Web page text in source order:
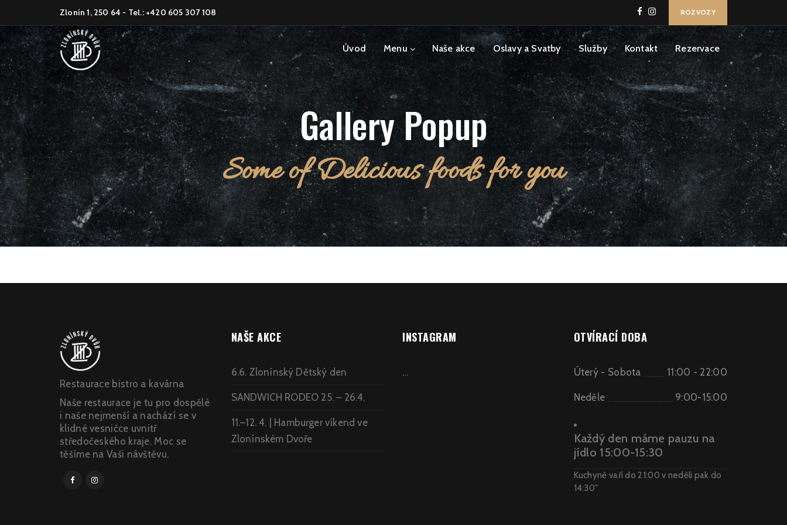
Zlonín 1, 250 64 - Tel.: +420 605 307 108 ROZVOZY
Úvod Menu Naše akce Oslavy a Svatby Služby Kontakt Rezervace
Gallery Popup
Some of Delicious foods for you
Restaurace bistro a kavárna
Naše restaurace je tu pro dospělé
i naše nejmenší a nachází se v
klidné vesničce uvnitř
středočeského kraje. Moc se
těšíme na Vaši návštěvu.
NAŠE AKCE
6.6. Zlonínský Dětský den
SANDWICH RODEO 25. – 26.4.
11.–12. 4. | Hamburger víkend ve
Zlonínském Dvoře
INSTAGRAM
…
OTVÍRACÍ DOBA
Úterý - Sobota 11:00 - 22:00
Neděle 9:00-15:00
Každý den máme pauzu na
jídlo 15:00-15:30
Kuchyně vaří do 21:00 v neděli pak do
14:30"